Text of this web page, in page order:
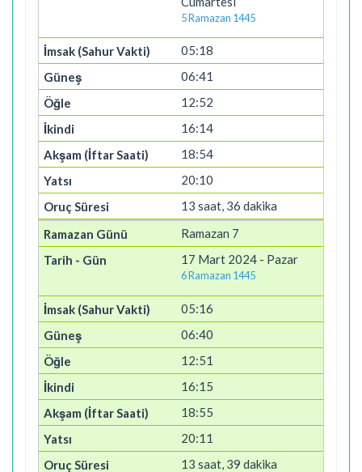
5 Ramazan 1445
05:18
06:41
12:52
16:14
18:54
20:10
13 saat, 36 dakika
Ramazan 7
17 Mart 2024 - Pazar
6 Ramazan 1445
05:16
06:40
12:51
16:15
18:55
20:11
13 saat, 39 dakika